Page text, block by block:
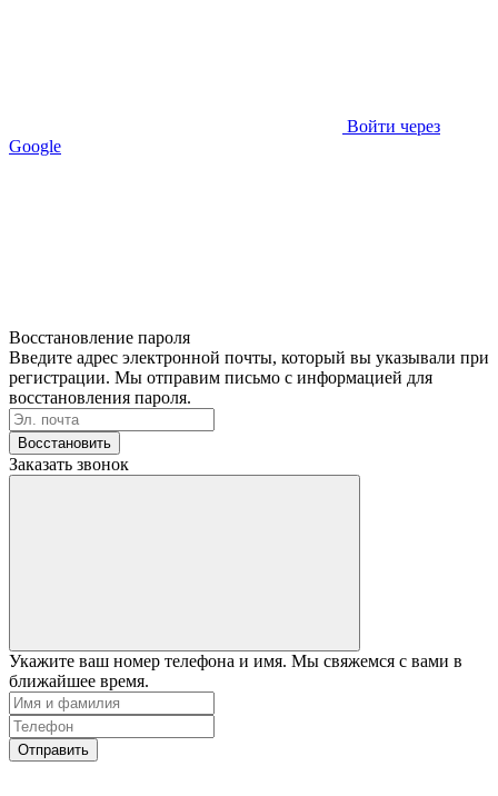
Войти через
Google
Восстановление пароля
Введите адрес электронной почты, который вы указывали при
регистрации. Мы отправим письмо с информацией для
восстановления пароля.
Восстановить
Заказать звонок
Укажите ваш номер телефона и имя. Мы свяжемся с вами в
ближайшее время.
Отправить